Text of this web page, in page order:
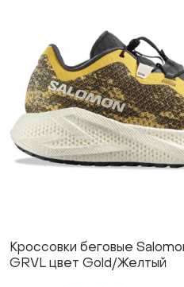
Кроссовки беговые
GRVL цвет Gold/Желтый